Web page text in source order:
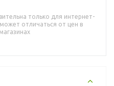
только для интернет-
отличаться от цен в